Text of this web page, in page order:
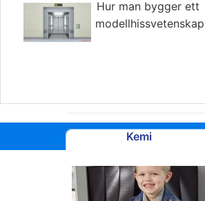
Hur man bygger ett
Kemi